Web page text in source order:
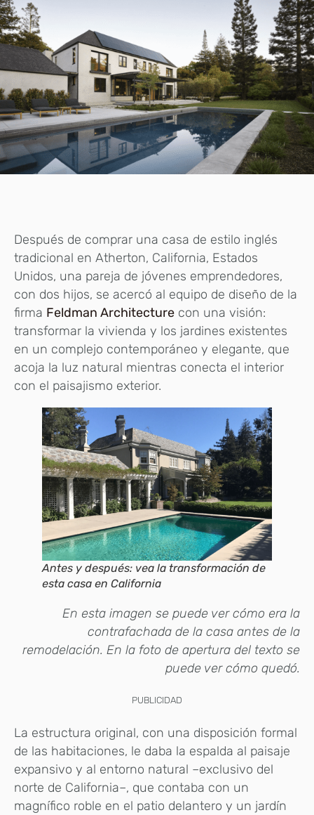
Después de comprar una casa de estilo inglés
tradicional en Atherton, California, Estados
Unidos, una pareja de jóvenes emprendedores,
con dos hijos, se acercó al equipo de diseño de la
firma Feldman Architecture con una visión:
transformar la vivienda y los jardines existentes
en un complejo contemporáneo y elegante, que
acoja la luz natural mientras conecta el interior
con el paisajismo exterior.
Antes y después: vea la transformación de
esta casa en California
En esta imagen se puede ver cómo era la
contrafachada de la casa antes de la
remodelación. En la foto de apertura del texto se
puede ver cómo quedó.
PUBLICIDAD
La estructura original, con una disposición formal
de las habitaciones, le daba la espalda al paisaje
expansivo y al entorno natural –exclusivo del
norte de California–, que contaba con un
magnífico roble en el patio delantero y un jardín